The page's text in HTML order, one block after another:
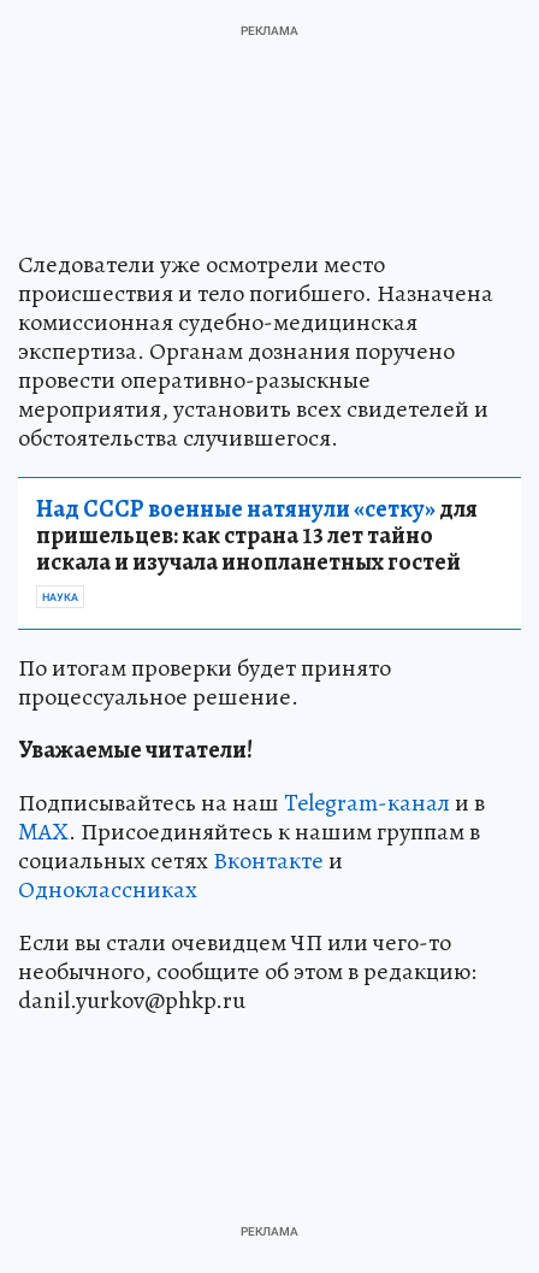
Следователи уже осмотрели место
происшествия и тело погибшего. Назначена
комиссионная судебно-медицинская
экспертиза. Органам дознания поручено
провести оперативно-разыскные
мероприятия, установить всех свидетелей и
обстоятельства случившегося.
Над СССР военные натянули «сетку»для
пришельцев: как страна 13 лет тайно
искала и изучала инопланетных гостей
НАУКА
По итогам проверки будет принято
процессуальное решение.
Уважаемые читатели!
Подписывайтесь на нашTelegram-канали в
MAX. Присоединяйтесь к нашим группам в
социальных сетяхВконтактеи
Одноклассниках
Если вы стали очевидцем ЧП или чего-то
необычного, сообщите об этом в редакцию:
danil.yurkov@phkp.ru